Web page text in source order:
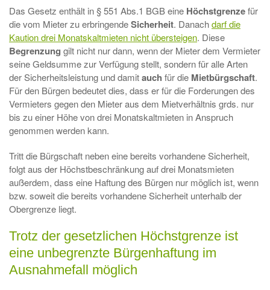
Das Gesetz enthält in § 551 Abs.1 BGB eine Höchstgrenzefür
die vom Mieter zu erbringendeSicherheit. Danachdarf die
Kaution drei Monatskaltmieten nicht übersteigen. Diese
Begrenzung gilt nicht nur dann, wenn der Mieter dem Vermieter
seine Geldsumme zur Verfügung stellt, sondern für alle Arten
der Sicherheitsleistung und damitauch für die Mietbürgschaft.
Für den Bürgen bedeutet dies, dass er für die Forderungen des
Vermieters gegen den Mieter aus dem Mietverhältnis grds. nur
bis zu einer Höhe von drei Monatskaltmieten in Anspruch
genommen werden kann.
Tritt die Bürgschaft neben eine bereits vorhandene Sicherheit,
folgt aus der Höchstbeschränkung auf drei Monatsmieten
außerdem, dass eine Haftung des Bürgen nur möglich ist, wenn
bzw. soweit die bereits vorhandene Sicherheit unterhalb der
Obergrenze liegt.
Trotz der gesetzlichen Höchstgrenze ist
eine unbegrenzte Bürgenhaftung im
Ausnahmefall möglich